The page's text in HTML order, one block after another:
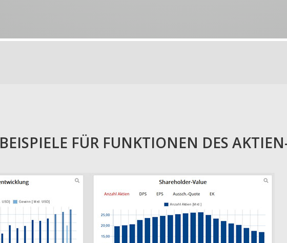
BEISPIELE FÜR FUNKTIONEN DES